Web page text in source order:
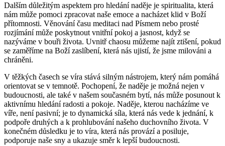
Dalším důležitým aspektem pro hledání naděje je spiritualita, která
nám může pomoci zpracovat naše emoce a nacházet klid v Boží
přítomnosti. Věnování času meditaci nad Písmem nebo prosté
rozjímání může poskytnout vnitřní pokoj a jasnost, když se
nazýváme v bouři života. Uvnitř chaosu můžeme najít ztišení, pokud
se zaměříme na Boží zaslíbení, která nás ujistí, že jsme milováni a
chráněni.
V těžkých časech se víra stává silným nástrojem, který nám pomáhá
orientovat se v temnotě. Pochopení, že naděje je možná nejen v
budoucnosti, ale také v našem současném bytí, nás může posunout k
aktivnímu hledání radosti a pokoje. Naděje, kterou nacházíme ve
víře, není pasivní; je to dynamická síla, která nás vede k jednání, k
podpoře druhých a k prohlubování našeho duchovního života. V
konečném důsledku je to víra, která nás provází a posiluje,
podporuje naše sny a ukazuje směr k lepší budoucnosti.